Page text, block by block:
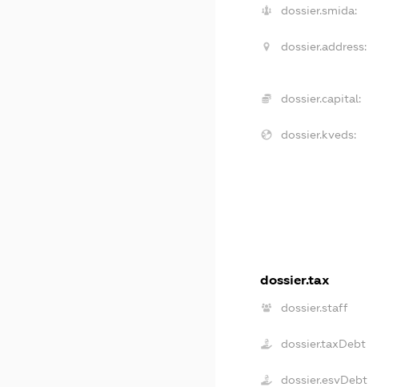
dossier.smida:
dossier.address:
dossier.capital:
dossier.kveds:
dossier.tax
dossier.staff
dossier.taxDebt
dossier.esvDebt